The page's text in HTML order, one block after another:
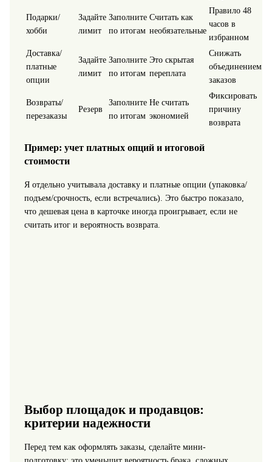
Подарки/
хобби
Задайте
лимит
Заполните
по итогам
Считать как
необязательные
Правило 48
часов в
избранном
Доставка/
платные
опции
Задайте
лимит
Заполните
по итогам
Это скрытая
переплата
Снижать
объединением
заказов
Возвраты/
перезаказы
Резерв
Заполните
по итогам
Не считать
экономией
Фиксировать
причину
возврата
Пример: учет платных опций и итоговой
стоимости
Я отдельно учитывала доставку и платные опции (упаковка/
подъем/срочность, если встречались). Это быстро показало,
что дешевая цена в карточке иногда проигрывает, если не
считать итог и вероятность возврата.
Выбор площадок и продавцов:
критерии надежности
Перед тем как оформлять заказы, сделайте мини-